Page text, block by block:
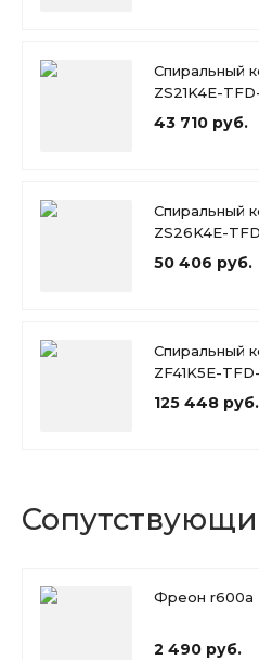
Спиральный
ZS21K4E-
43 710 руб.
Спиральный
ZS26K4E-
50 406 руб.
Спиральный
ZF41K5E-
125 448 руб.
Фреон r600a
2 490 руб.